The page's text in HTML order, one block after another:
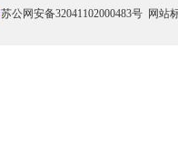
苏公网安备32041102000483号 网站